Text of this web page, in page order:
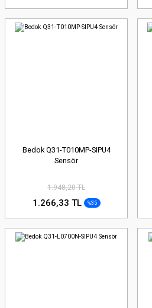
Bedok Q31-T010MP-SIPU4
Sensör
1.948,20 TL
1.266,33 TL %35